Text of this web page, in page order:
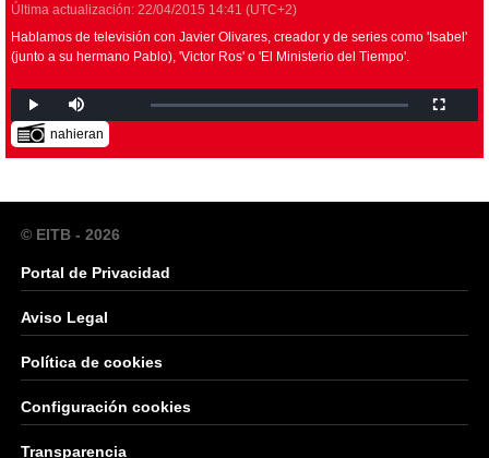
Última actualización: 22/04/2015 14:41 (UTC+2)
Hablamos de televisión con Javier Olivares, creador y de series como 'Isabel'
(junto a su hermano Pablo), 'Victor Ros' o 'El Ministerio del Tiempo'.
nahieran
© EITB - 2026
Portal de Privacidad
Aviso Legal
Política de cookies
Configuración cookies
Transparencia